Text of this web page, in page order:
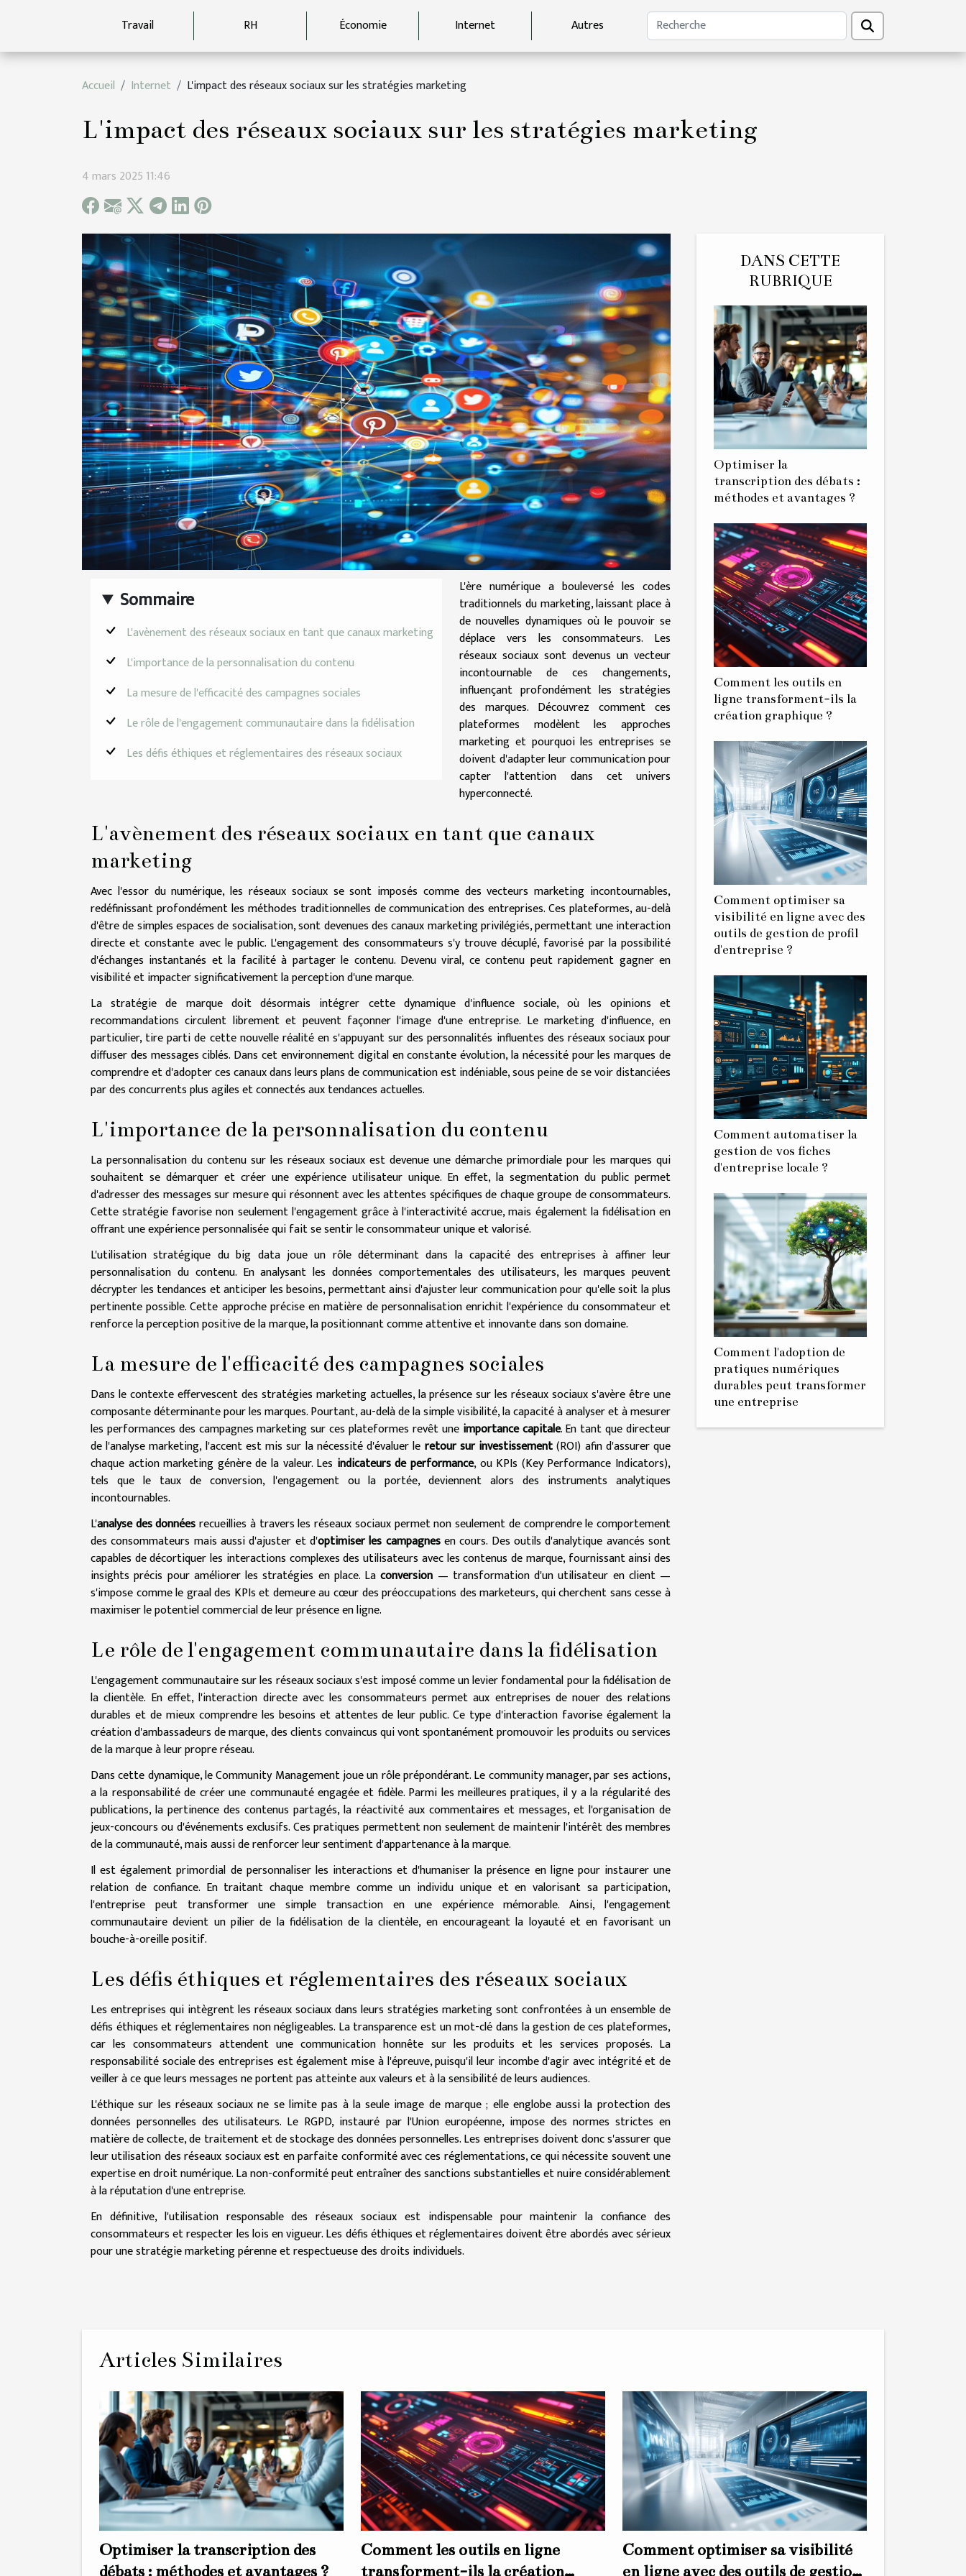
Travail RH Économie Internet Autres
Accueil Internet L'impact des réseaux sociaux sur les stratégies marketing
L'impact des réseaux sociaux sur les stratégies marketing
4 mars 2025 11:46
Sommaire
L'avènement des réseaux sociaux en tant que canaux marketing
L'importance de la personnalisation du contenu
La mesure de l'efficacité des campagnes sociales
Le rôle de l'engagement communautaire dans la fidélisation
Les défis éthiques et réglementaires des réseaux sociaux
L'ère numérique a bouleversé les codes
traditionnels du marketing, laissant place à
de nouvelles dynamiques où le pouvoir se
déplace vers les consommateurs. Les
réseaux sociaux sont devenus un vecteur
incontournable de ces changements,
influençant profondément les stratégies
des marques. Découvrez comment ces
plateformes modèlent les approches
marketing et pourquoi les entreprises se
doivent d'adapter leur communication pour
capter l'attention dans cet univers
hyperconnecté.
L'avènement des réseaux sociaux en tant que canaux
marketing
Avec l'essor du numérique, les réseaux sociaux se sont imposés comme des vecteurs marketing incontournables,
redéfinissant profondément les méthodes traditionnelles de communication des entreprises. Ces plateformes, au-delà
d'être de simples espaces de socialisation, sont devenues des canaux marketing privilégiés, permettant une interaction
directe et constante avec le public. L'engagement des consommateurs s'y trouve décuplé, favorisé par la possibilité
d'échanges instantanés et la facilité à partager le contenu. Devenu viral, ce contenu peut rapidement gagner en
visibilité et impacter significativement la perception d'une marque.
La stratégie de marque doit désormais intégrer cette dynamique d'influence sociale, où les opinions et
recommandations circulent librement et peuvent façonner l'image d'une entreprise. Le marketing d'influence, en
particulier, tire parti de cette nouvelle réalité en s'appuyant sur des personnalités influentes des réseaux sociaux pour
diffuser des messages ciblés. Dans cet environnement digital en constante évolution, la nécessité pour les marques de
comprendre et d'adopter ces canaux dans leurs plans de communication est indéniable, sous peine de se voir distanciées
par des concurrents plus agiles et connectés aux tendances actuelles.
L'importance de la personnalisation du contenu
La personnalisation du contenu sur les réseaux sociaux est devenue une démarche primordiale pour les marques qui
souhaitent se démarquer et créer une expérience utilisateur unique. En effet, la segmentation du public permet
d'adresser des messages sur mesure qui résonnent avec les attentes spécifiques de chaque groupe de consommateurs.
Cette stratégie favorise non seulement l'engagement grâce à l'interactivité accrue, mais également la fidélisation en
offrant une expérience personnalisée qui fait se sentir le consommateur unique et valorisé.
L'utilisation stratégique du big data joue un rôle déterminant dans la capacité des entreprises à affiner leur
personnalisation du contenu. En analysant les données comportementales des utilisateurs, les marques peuvent
décrypter les tendances et anticiper les besoins, permettant ainsi d'ajuster leur communication pour qu'elle soit la plus
pertinente possible. Cette approche précise en matière de personnalisation enrichit l'expérience du consommateur et
renforce la perception positive de la marque, la positionnant comme attentive et innovante dans son domaine.
La mesure de l'efficacité des campagnes sociales
Dans le contexte effervescent des stratégies marketing actuelles, la présence sur les réseaux sociaux s'avère être une
composante déterminante pour les marques. Pourtant, au-delà de la simple visibilité, la capacité à analyser et à mesurer
les performances des campagnes marketing sur ces plateformes revêt une importance capitale. En tant que directeur
de l'analyse marketing, l'accent est mis sur la nécessité d'évaluer le retour sur investissement(ROI) afin d'assurer que
chaque action marketing génère de la valeur. Les indicateurs de performance, ou KPIs (Key Performance Indicators),
tels que le taux de conversion, l'engagement ou la portée, deviennent alors des instruments analytiques
incontournables.
L'analyse des donnéesrecueillies à travers les réseaux sociaux permet non seulement de comprendre le comportement
des consommateurs mais aussi d'ajuster et d'optimiser les campagnesen cours. Des outils d'analytique avancés sont
capables de décortiquer les interactions complexes des utilisateurs avec les contenus de marque, fournissant ainsi des
insights précis pour améliorer les stratégies en place. Laconversion — transformation d'un utilisateur en client —
s'impose comme le graal des KPIs et demeure au cœur des préoccupations des marketeurs, qui cherchent sans cesse à
maximiser le potentiel commercial de leur présence en ligne.
Le rôle de l'engagement communautaire dans la fidélisation
L'engagement communautaire sur les réseaux sociaux s'est imposé comme un levier fondamental pour la fidélisation de
la clientèle. En effet, l'interaction directe avec les consommateurs permet aux entreprises de nouer des relations
durables et de mieux comprendre les besoins et attentes de leur public. Ce type d'interaction favorise également la
création d'ambassadeurs de marque, des clients convaincus qui vont spontanément promouvoir les produits ou services
de la marque à leur propre réseau.
Dans cette dynamique, le Community Management joue un rôle prépondérant. Le community manager, par ses actions,
a la responsabilité de créer une communauté engagée et fidèle. Parmi les meilleures pratiques, il y a la régularité des
publications, la pertinence des contenus partagés, la réactivité aux commentaires et messages, et l'organisation de
jeux-concours ou d'événements exclusifs. Ces pratiques permettent non seulement de maintenir l'intérêt des membres
de la communauté, mais aussi de renforcer leur sentiment d'appartenance à la marque.
Il est également primordial de personnaliser les interactions et d'humaniser la présence en ligne pour instaurer une
relation de confiance. En traitant chaque membre comme un individu unique et en valorisant sa participation,
l'entreprise peut transformer une simple transaction en une expérience mémorable. Ainsi, l'engagement
communautaire devient un pilier de la fidélisation de la clientèle, en encourageant la loyauté et en favorisant un
bouche-à-oreille positif.
Les défis éthiques et réglementaires des réseaux sociaux
Les entreprises qui intègrent les réseaux sociaux dans leurs stratégies marketing sont confrontées à un ensemble de
défis éthiques et réglementaires non négligeables. La transparence est un mot-clé dans la gestion de ces plateformes,
car les consommateurs attendent une communication honnête sur les produits et les services proposés. La
responsabilité sociale des entreprises est également mise à l'épreuve, puisqu'il leur incombe d'agir avec intégrité et de
veiller à ce que leurs messages ne portent pas atteinte aux valeurs et à la sensibilité de leurs audiences.
L'éthique sur les réseaux sociaux ne se limite pas à la seule image de marque ; elle englobe aussi la protection des
données personnelles des utilisateurs. Le RGPD, instauré par l'Union européenne, impose des normes strictes en
matière de collecte, de traitement et de stockage des données personnelles. Les entreprises doivent donc s'assurer que
leur utilisation des réseaux sociaux est en parfaite conformité avec ces réglementations, ce qui nécessite souvent une
expertise en droit numérique. La non-conformité peut entraîner des sanctions substantielles et nuire considérablement
à la réputation d'une entreprise.
En définitive, l'utilisation responsable des réseaux sociaux est indispensable pour maintenir la confiance des
consommateurs et respecter les lois en vigueur. Les défis éthiques et réglementaires doivent être abordés avec sérieux
pour une stratégie marketing pérenne et respectueuse des droits individuels.
DANS CETTE
RUBRIQUE
Optimiser la
transcription des débats :
méthodes et avantages ?
Comment les outils en
ligne transforment-ils la
création graphique ?
Comment optimiser sa
visibilité en ligne avec des
outils de gestion de profil
d'entreprise ?
Comment automatiser la
gestion de vos fiches
d'entreprise locale ?
Comment l'adoption de
pratiques numériques
durables peut transformer
une entreprise
Articles Similaires
Optimiser la transcription des
débats : méthodes et avantages ?
Comment les outils en ligne
transforment-ils la création
Comment optimiser sa visibilité
en ligne avec des outils de gestion